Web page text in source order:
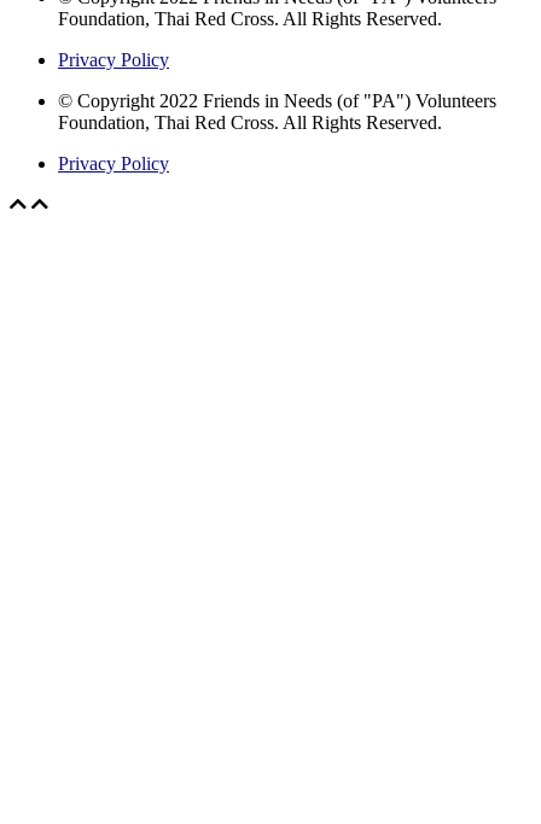
Foundation, Thai Red Cross. All Rights Reserved.
Privacy Policy
© Copyright 2022 Friends in Needs (of "PA") Volunteers
Foundation, Thai Red Cross. All Rights Reserved.
Privacy Policy